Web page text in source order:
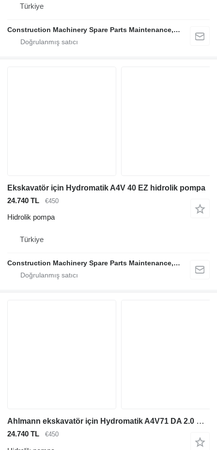
Türkiye
Construction Machinery Spare Parts Maintenance, Repair and Sales Company
Ekskavatör için Hydromatik A4V 40 EZ hidrolik pompa
24.740 TL
€450
Hidrolik pompa
Türkiye
Construction Machinery Spare Parts Maintenance, Repair and Sales Company
Ahlmann ekskavatör için Hydromatik A4V71 DA 2.0 R hidrolik pompa
24.740 TL €450